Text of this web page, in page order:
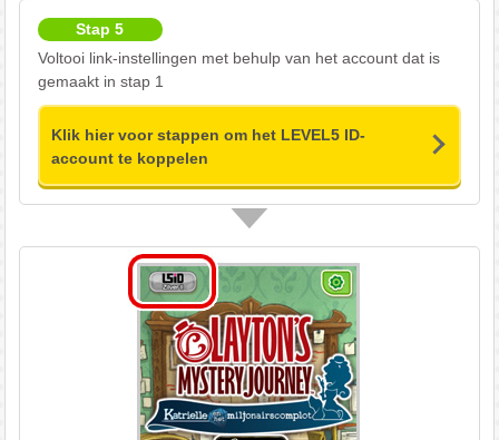
Stap 5
Voltooi link-instellingen met behulp van het account dat is
gemaakt in stap 1
Klik hier voor stappen om het LEVEL5 ID-
account te koppelen